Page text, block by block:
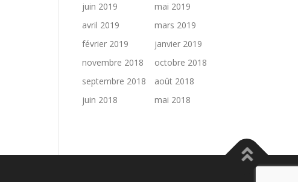
juin 2019
mai 2019
avril 2019
mars 2019
février 2019
janvier 2019
novembre 2018
octobre 2018
septembre 2018
août 2018
juin 2018
mai 2018